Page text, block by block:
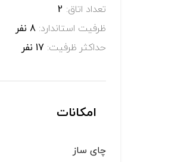
تعداد اتاق:
ظرفیت استاندارد:
حداکثر ظرفیت:
امکانات
چای ساز